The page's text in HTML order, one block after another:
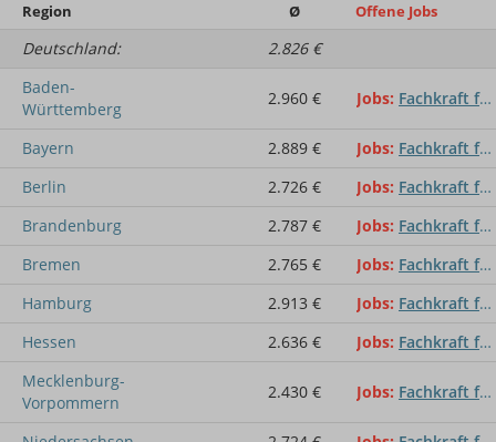
Region Ø Offene Jobs
Deutschland:
2.826 €
Baden-
Württemberg
2.960 € Jobs Fachkraft für Straßen- und Verkehrstechnik
Bayern 2.889 € Jobs Fachkraft für Straßen- und Verkehrstechnik
Berlin
2.726 € Jobs Fachkraft für Straßen- und Verkehrstechnik
Brandenburg
2.787 € Jobs Fachkraft für Straßen- und Verkehrstechnik
Bremen
2.765 € Jobs Fachkraft für Straßen- und Verkehrstechnik
Hamburg
2.913 € Jobs Fachkraft für Straßen- und Verkehrstechnik
Hessen
2.636 € Jobs Fachkraft für Straßen- und Verkehrstechnik
Mecklenburg-
Vorpommern
2.430 € Jobs Fachkraft für Straßen- und Verkehrstechnik